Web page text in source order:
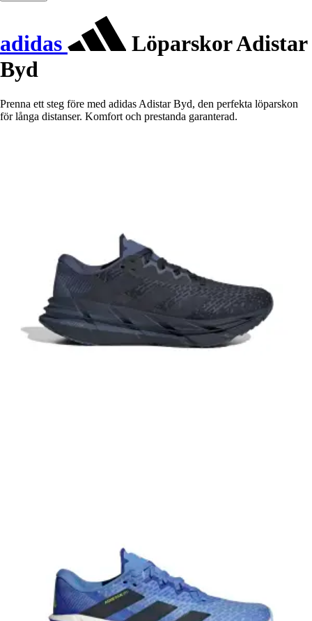
adidas
Löparskor Adistar
Byd
Prenna ett steg före med adidas Adistar Byd, den perfekta löparskon
för långa distanser. Komfort och prestanda garanterad.